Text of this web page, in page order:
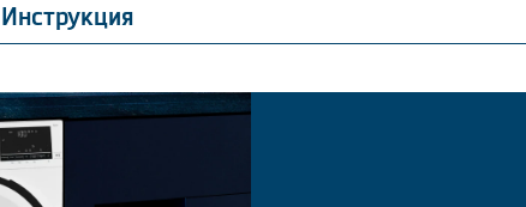
Инструкция